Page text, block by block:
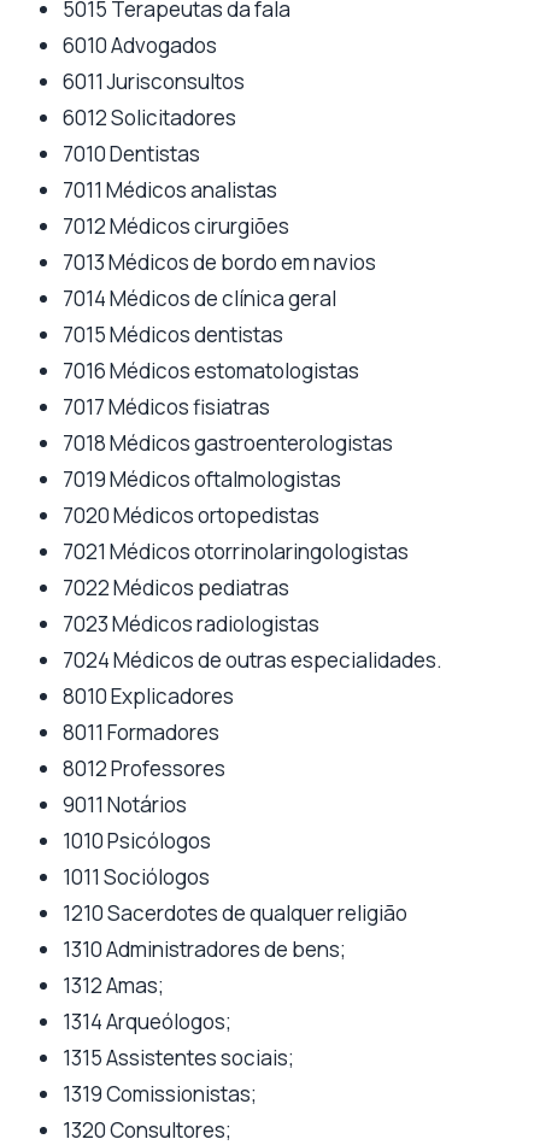
5015 Terapeutas da fala
6010 Advogados
6011 Jurisconsultos
6012 Solicitadores
7010 Dentistas
7011 Médicos analistas
7012 Médicos cirurgiões
7013 Médicos de bordo em navios
7014 Médicos de clínica geral
7015 Médicos dentistas
7016 Médicos estomatologistas
7017 Médicos fisiatras
7018 Médicos gastroenterologistas
7019 Médicos oftalmologistas
7020 Médicos ortopedistas
7021 Médicos otorrinolaringologistas
7022 Médicos pediatras
7023 Médicos radiologistas
7024 Médicos de outras especialidades.
8010 Explicadores
8011 Formadores
8012 Professores
9011 Notários
1010 Psicólogos
1011 Sociólogos
1210 Sacerdotes de qualquer religião
1310 Administradores de bens;
1312 Amas;
1314 Arqueólogos;
1315 Assistentes sociais;
1319 Comissionistas;
1320 Consultores;